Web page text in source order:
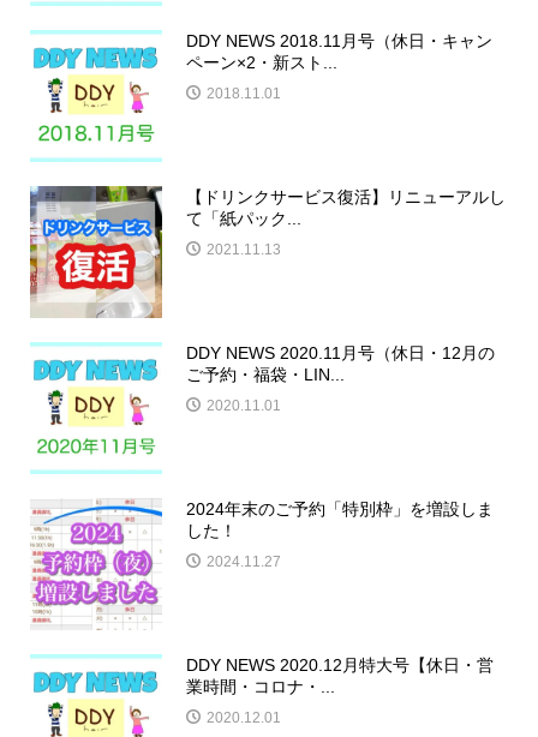
DDY NEWS 2018.11月号（休日・キャン
ペーン×2・新スト...
2018.11.01
【ドリンクサービス復活】リニューアルし
て「紙パック...
2021.11.13
DDY NEWS 2020.11月号（休日・12月の
ご予約・福袋・LIN...
2020.11.01
2024年末のご予約「特別枠」を増設しま
した！
2024.11.27
DDY NEWS 2020.12月特大号【休日・営
業時間・コロナ・...
2020.12.01